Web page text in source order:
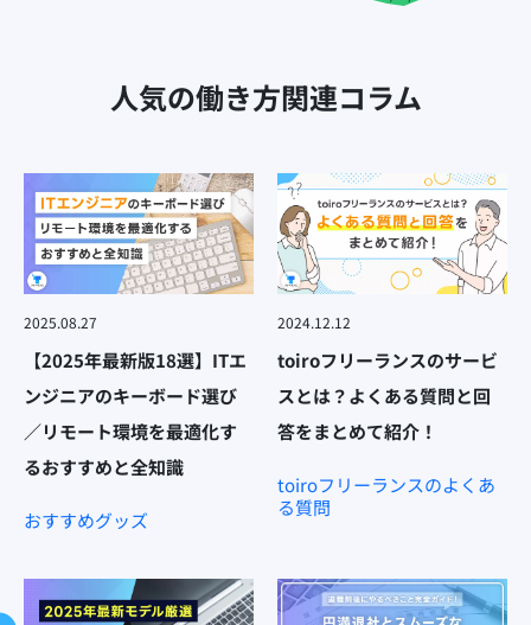
人気の働き方関連コラム
2025.08.27
【2025年最新版18選】ITエ
ンジニアのキーボード選び
／リモート環境を最適化す
るおすすめと全知識
おすすめグッズ
2024.12.12
toiroフリーランスのサービ
スとは？よくある質問と回
答をまとめて紹介！
toiroフリーランスのよくあ
る質問